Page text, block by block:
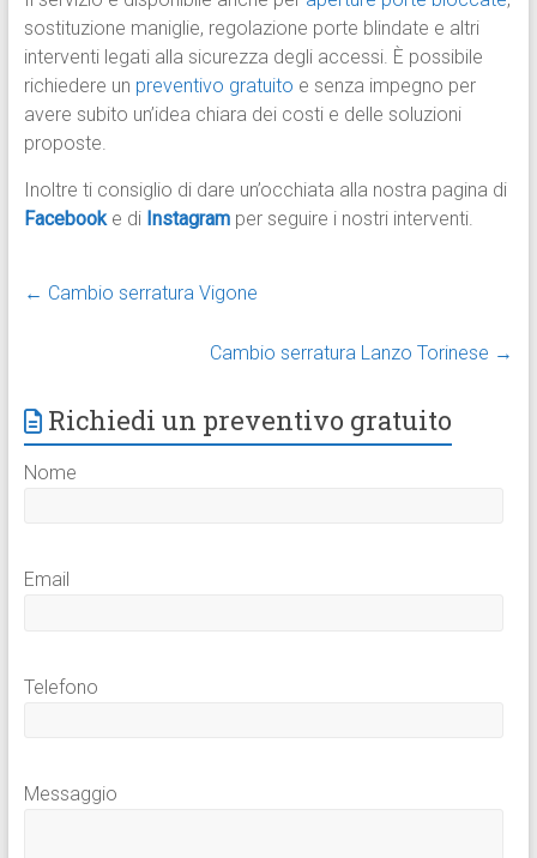
sostituzione maniglie, regolazione porte blindate e altri
interventi legati alla sicurezza degli accessi. È possibile
richiedere un preventivo gratuito e senza impegno per
avere subito un’idea chiara dei costi e delle soluzioni
proposte.
Inoltre ti consiglio di dare un’occhiata alla nostra pagina di
Facebook e di Instagram per seguire i nostri interventi.
← Cambio serratura Vigone
Cambio serratura Lanzo Torinese →
Richiedi un preventivo gratuito
Nome
Email
Telefono
Messaggio